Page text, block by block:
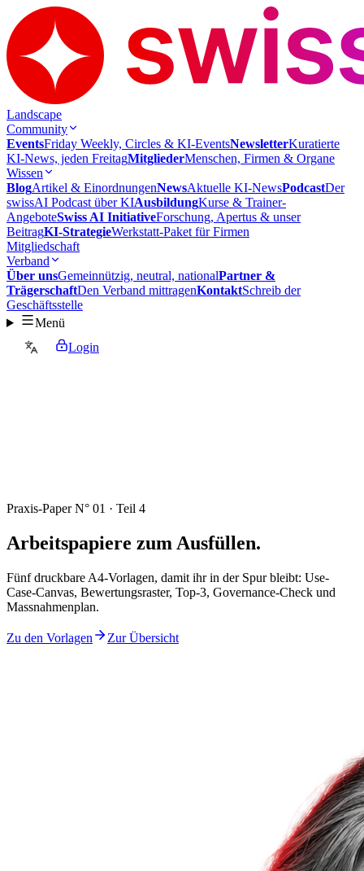
Landscape
Community
EventsFriday Weekly, Circles & KI-EventsNewsletterKuratierte
KI-News, jeden FreitagMitgliederMenschen, Firmen & Organe
Wissen
BlogArtikel & EinordnungenNewsAktuelle KI-NewsPodcastDer
swissAI Podcast über KIAusbildungKurse & Trainer-
AngeboteSwiss AI InitiativeForschung, Apertus & unser
BeitragKI-StrategieWerkstatt-Paket für Firmen
Mitgliedschaft
Verband
Über unsGemeinnützig, neutral, nationalPartner &
TrägerschaftDen Verband mittragenKontaktSchreib der
Geschäftsstelle
Menü
DE Login
Praxis-Paper N° 01 · Teil 4
Arbeitspapiere zum Ausfüllen.
Fünf druckbare A4-Vorlagen, damit ihr in der Spur bleibt: Use-
Case-Canvas, Bewertungsraster, Top-3, Governance-Check und
Massnahmenplan.
Zu den Vorlagen Zur Übersicht